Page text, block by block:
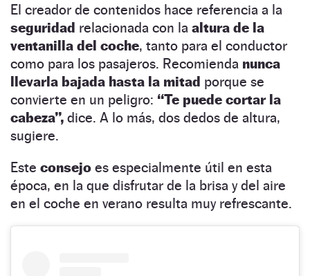
El creador de contenidos hace referencia a la
seguridad relacionada con la altura de la
ventanilla del coche, tanto para el conductor
como para los pasajeros. Recomienda nunca
llevarla bajada hasta la mitad porque se
convierte en un peligro: “Te puede cortar la
cabeza”, dice. A lo más, dos dedos de altura,
sugiere.
Este consejo es especialmente útil en esta
época, en la que disfrutar de la brisa y del aire
en el coche en verano resulta muy refrescante.